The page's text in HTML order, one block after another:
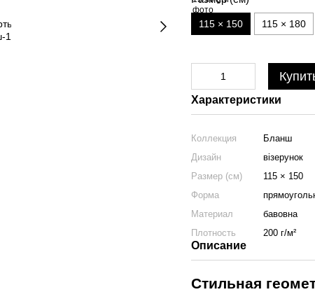
115 × 150 115 × 180
Характеристики
Коллекция
Бланш
Дизайн
візерунок
Размер (см)
115 × 150
Форма
Материал
бавовна
Плотность
200 г/м²
Описание
Стильная